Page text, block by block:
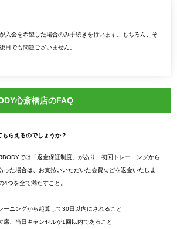
入会を希望した場合のみ手続きを行います。もちろん、そ
日でも問題ございません。
心斎橋店のFAQ
らえるのでしょうか？
では「返金保証制度」があり、初回トレーニングから
った場合は、お支払いいただいた会費などを返金いたしま
の4つを全て満たすこと。
ーニングから起算して30日以内にされること
席、当日キャンセルが1回以内であること